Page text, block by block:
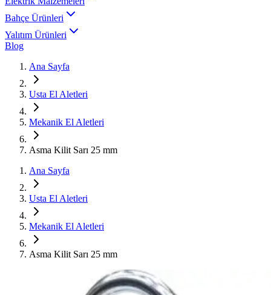
Bahçe Ürünleri
Yalıtım Ürünleri
Blog
Ana Sayfa
Usta El Aletleri
Mekanik El Aletleri
Asma Kilit Sarı 25 mm
Ana Sayfa
Usta El Aletleri
Mekanik El Aletleri
Asma Kilit Sarı 25 mm